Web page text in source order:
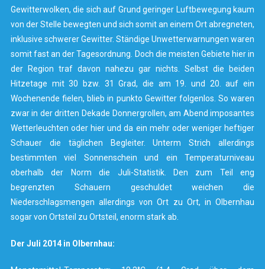
Gewitterwolken, die sich auf Grund geringer Luftbewegung kaum
von der Stelle bewegten und sich somit an einem Ort abregneten,
inklusive schwerer Gewitter. Ständige Unwetterwarnungen waren
somit fast an der Tagesordnung. Doch die meisten Gebiete hier in
der Region traf davon nahezu gar nichts. Selbst die beiden
Hitzetage mit 30 bzw. 31 Grad, die am 19. und 20. auf ein
Wochenende fielen, blieb in punkto Gewitter folgenlos. So waren
zwar in der dritten Dekade Donnergrollen, am Abend imposantes
Wetterleuchten oder hier und da ein mehr oder weniger heftiger
Schauer die täglichen Begleiter. Unterm Strich allerdings
bestimmten viel Sonnenschein und ein Temperaturniveau
oberhalb der Norm die Juli-Statistik. Den zum Teil eng
begrenzten Schauern geschuldet weichen die
Niederschlagsmengen allerdings von Ort zu Ort, in Olbernhau
sogar von Ortsteil zu Ortsteil, enorm stark ab.
Der Juli 2014 in Olbernhau: